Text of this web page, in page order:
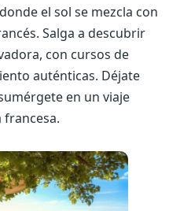
el sol se mezcla con
Salga a descubrir
con cursos de
auténticas. Déjate
en un viaje
francesa.